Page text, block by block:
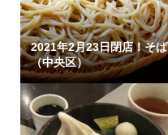
2021年2月23日閉店！そば
（中央区）